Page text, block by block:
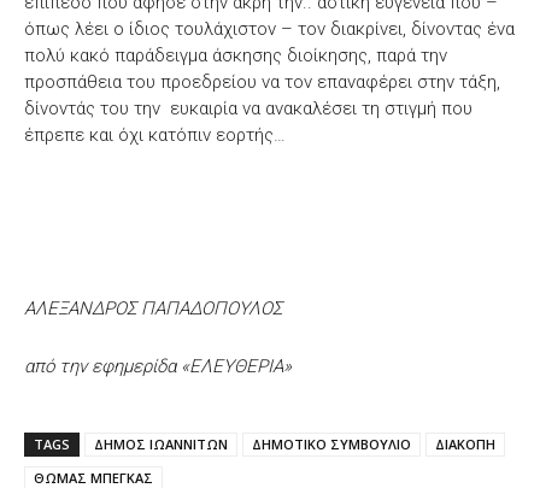
όπως λέει ο ίδιος τουλάχιστον – τον διακρίνει, δίνοντας ένα
πολύ κακό παράδειγμα άσκησης διοίκησης, παρά την
προσπάθεια του προεδρείου να τον επαναφέρει στην τάξη,
δίνοντάς του την ευκαιρία να ανακαλέσει τη στιγμή που
έπρεπε και όχι κατόπιν εορτής…
ΑΛΕΞΑΝΔΡΟΣ ΠΑΠΑΔΟΠΟΥΛΟΣ
από την εφημερίδα «ΕΛΕΥΘΕΡΙΑ»
TAGS ΔΗΜΟΣ ΙΩΑΝΝΙΤΩΝ ΔΗΜΟΤΙΚΟ ΣΥΜΒΟΥΛΙΟ
ΔΙΑΚΟΠΗ
ΘΩΜΑΣ ΜΠΕΓΚΑΣ